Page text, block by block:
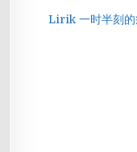
Lirik 一时半刻